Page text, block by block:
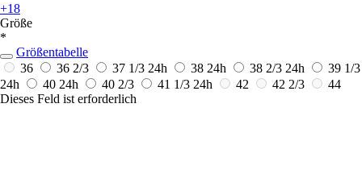
+18
Größe
*
Größentabelle
36
36 2/3 37 1/3 24h 38 24h 38 2/3 24h
39 1/3
24h
40 24h 40 2/3 41 1/3 24h 42 42 2/3
44
Dieses Feld ist erforderlich